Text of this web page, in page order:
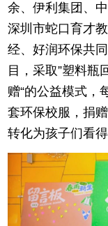
余、伊利集团、
深圳市蛇口育才
经、好润环保共
目，采取”塑料瓶
赠“的公益模式，
套环保校服，捐
转化为孩子们看